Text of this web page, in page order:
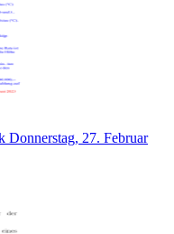
Donnerstag, 27. Februar